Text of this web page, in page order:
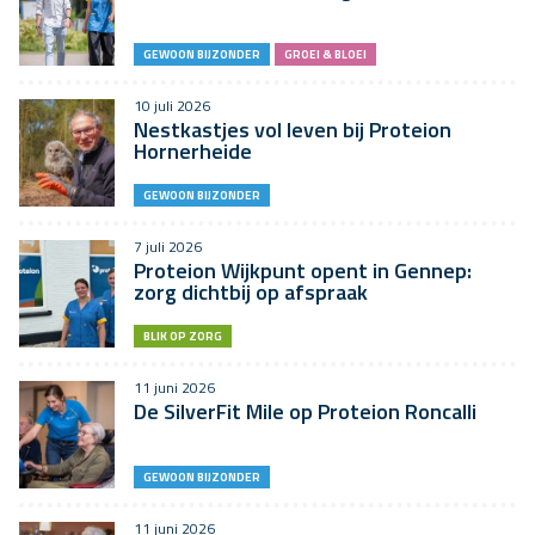
GEWOON BIJZONDER GROEI & BLOEI
10 juli 2026
Nestkastjes vol leven bij Proteion
Hornerheide
GEWOON BIJZONDER
7 juli 2026
Proteion Wijkpunt opent in Gennep:
zorg dichtbij op afspraak
BLIK OP ZORG
11 juni 2026
De SilverFit Mile op Proteion Roncalli
GEWOON BIJZONDER
11 juni 2026